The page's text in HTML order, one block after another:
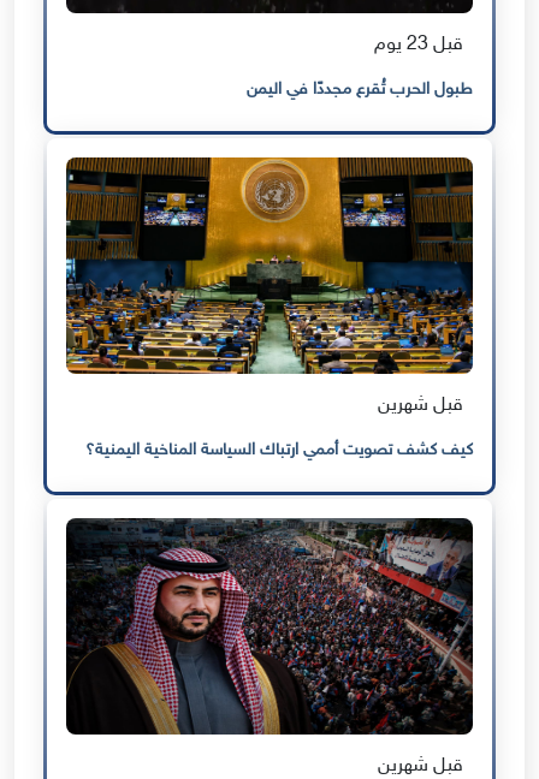
قبل 23 يوم
طبول الحرب تُقرع مجددًا في اليمن
قبل شهرين
كيف كشف تصويت أممي ارتباك السياسة المناخية اليمنية؟
قبل شهرين